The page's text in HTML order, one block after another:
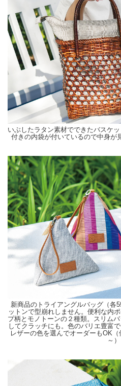
いぶしたラタン素材でできたバスケ
付きの内袋が付いているので中身が
新商品のトライアングルバッグ（各
ットンで型崩れしません。便利な内
プ柄とモノトーンの２種類。スリム
してクラッチにも。色のバリエ豊富
レザーの色を選んでオーダーもOK
～）